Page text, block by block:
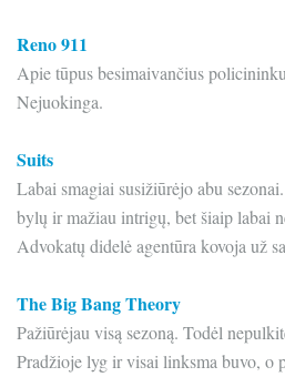
Reno 911
Apie tūpus besimaivančius
Nejuokinga.
Suits
Labai smagiai susižiūrėjo abu
bylų ir mažiau intrigų, bet šiaip labai
Advokatų didelė agentūra kovoja už
The Big Bang Theory
Pažiūrėjau visą sezoną. Todėl
Pradžioje lyg ir visai linksma buvo, o